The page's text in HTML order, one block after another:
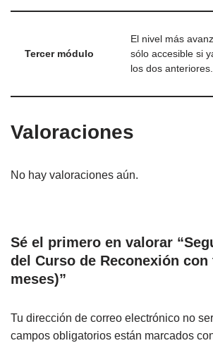
Tercer módulo
El nivel más
sólo accesible si
los dos anteriores.
Valoraciones
No hay valoraciones aún.
Sé el primero en valorar
del Curso de Reconexión con
meses)”
Tu dirección de correo electrónico no
campos obligatorios están marcados